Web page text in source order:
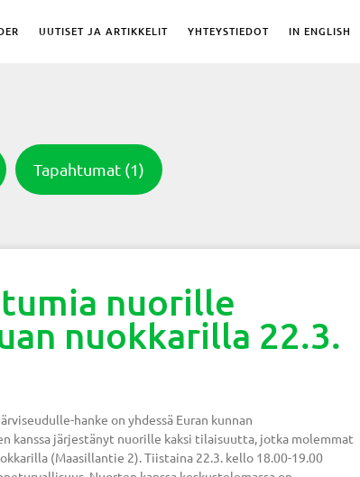
UUTISET JA ARTIKKELIT YHTEYSTIEDOT IN ENGLISH
Tapahtumat (1)
nuorille
nuokkarilla 22.3.
hanke on yhdessä Euran kunnan
kanssa järjestänyt nuorille kaksi tilaisuutta, jotka molemmat
(Maasillantie 2). Tiistaina 22.3. kello 18.00-19.00